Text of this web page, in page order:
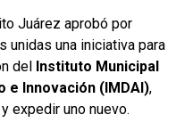
Juárez aprobó por
unidas una iniciativa para
del Instituto Municipal
e Innovación (IMDAI),
expedir uno nuevo.